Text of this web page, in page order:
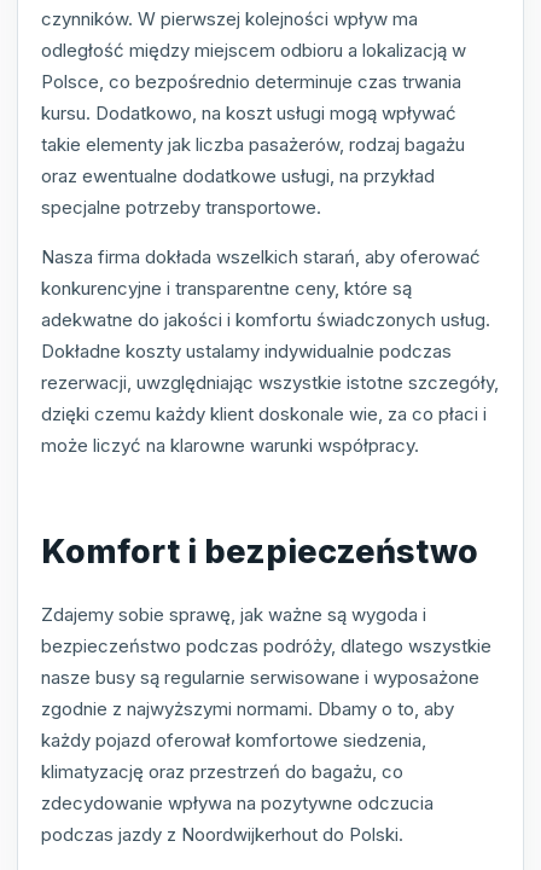
czynników. W pierwszej kolejności wpływ ma
odległość między miejscem odbioru a lokalizacją w
Polsce, co bezpośrednio determinuje czas trwania
kursu. Dodatkowo, na koszt usługi mogą wpływać
takie elementy jak liczba pasażerów, rodzaj bagażu
oraz ewentualne dodatkowe usługi, na przykład
specjalne potrzeby transportowe.
Nasza firma dokłada wszelkich starań, aby oferować
konkurencyjne i transparentne ceny, które są
adekwatne do jakości i komfortu świadczonych usług.
Dokładne koszty ustalamy indywidualnie podczas
rezerwacji, uwzględniając wszystkie istotne szczegóły,
dzięki czemu każdy klient doskonale wie, za co płaci i
może liczyć na klarowne warunki współpracy.
Komfort i bezpieczeństwo
Zdajemy sobie sprawę, jak ważne są wygoda i
bezpieczeństwo podczas podróży, dlatego wszystkie
nasze busy są regularnie serwisowane i wyposażone
zgodnie z najwyższymi normami. Dbamy o to, aby
każdy pojazd oferował komfortowe siedzenia,
klimatyzację oraz przestrzeń do bagażu, co
zdecydowanie wpływa na pozytywne odczucia
podczas jazdy z Noordwijkerhout do Polski.